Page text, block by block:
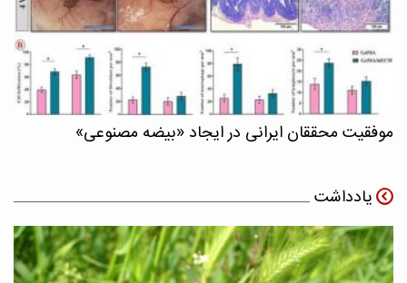
موفقیت محققان ایرانی در ایجاد «بیضه مصنوعی»
یادداشت